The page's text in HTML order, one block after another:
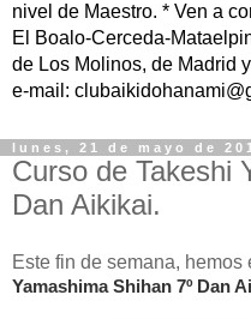
nivel de Maestro. * Ven a
El Boalo-Cerceda-
de Los Molinos, de Madrid
e-mail:
lunes, 21 de mayo de
Curso de Takeshi
Dan Aikikai.
Este fin de semana,
Yamashima Shihan 7º Dan